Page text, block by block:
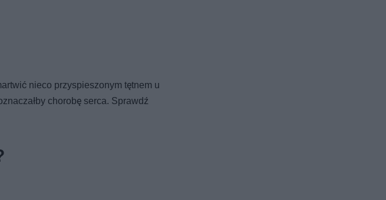
nieco przyspieszonym tętnem u
chorobę serca. Sprawdź